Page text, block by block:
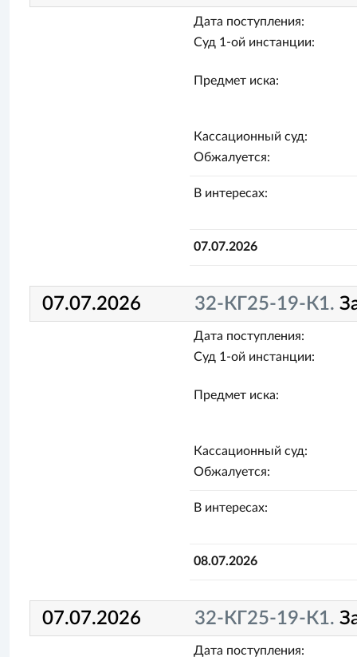
Дата поступления:
Суд 1-ой инстанции:
Предмет иска:
Кассационный суд:
Обжалуется:
В интересах:
07.07.2026
07.07.2026 32-КГ25-19-К1.
Дата поступления:
Суд 1-ой инстанции:
Предмет иска:
Кассационный суд:
Обжалуется:
В интересах:
08.07.2026
07.07.2026 32-КГ25-19-К1.
Дата поступления: